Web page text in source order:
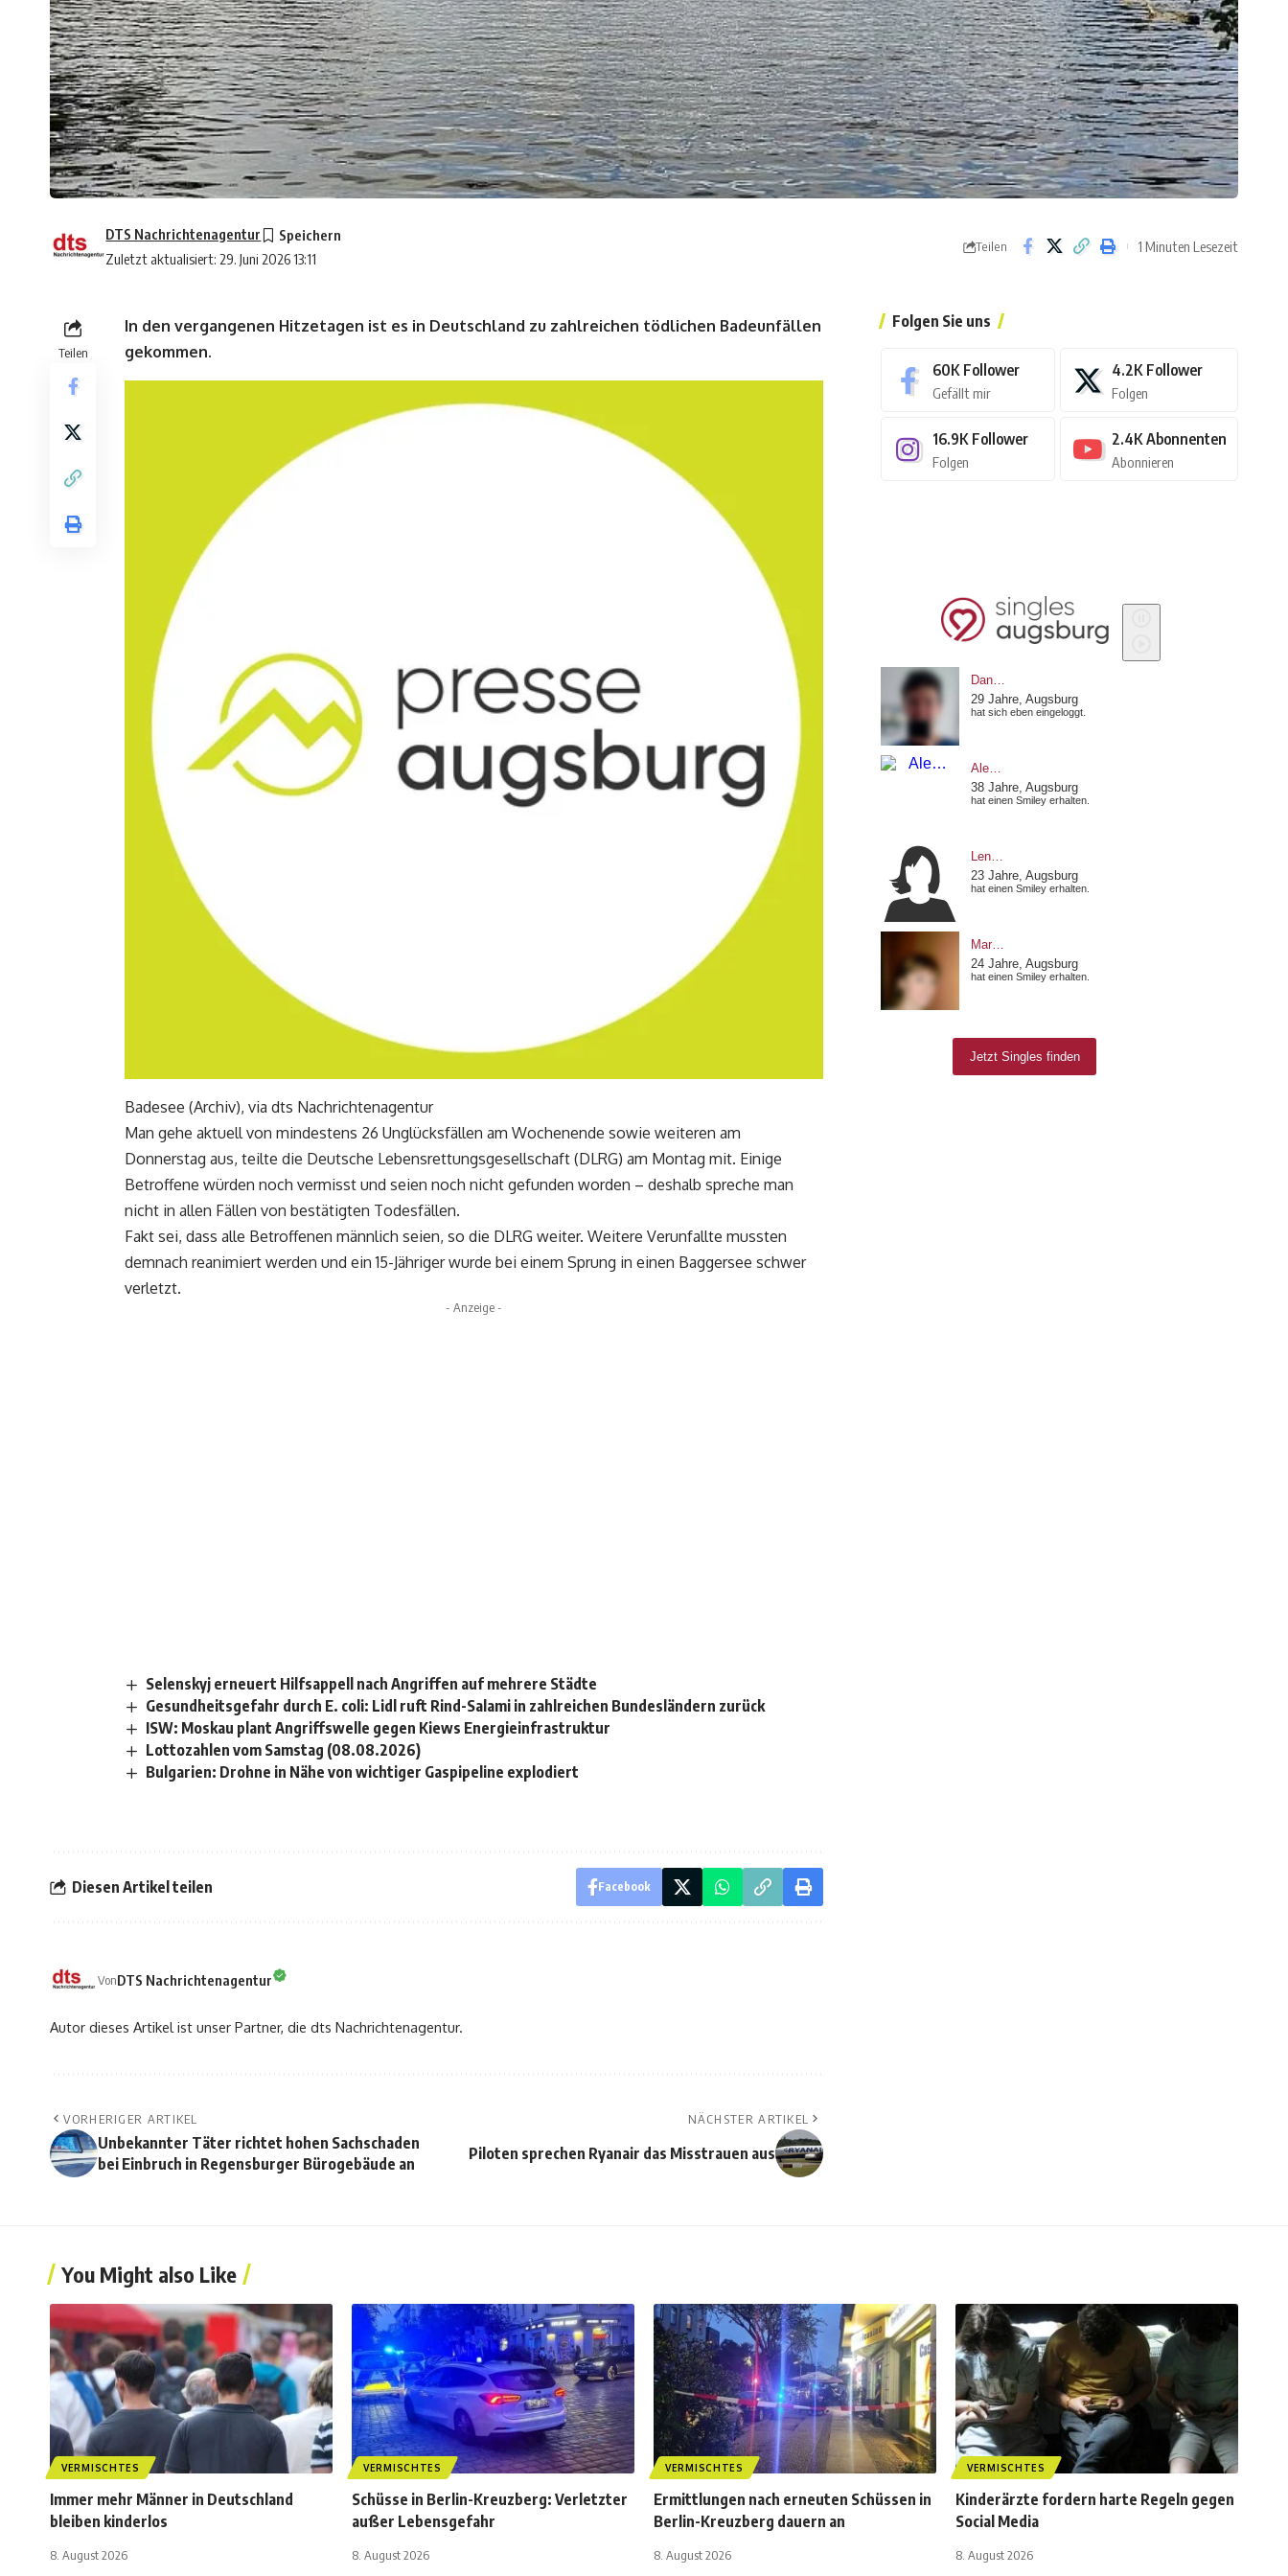
Zuletzt aktualisiert: 29. Juni 2026 13:11
DTS Nachrichtenagentur
Teilen 1 Minuten Lesezeit
Teilen
In den vergangenen Hitzetagen ist es in Deutschland zu zahlreichen tödlichen Badeunfällen
gekommen.
Badesee (Archiv), via dts Nachrichtenagentur
Man gehe aktuell von mindestens 26 Unglücksfällen am Wochenende sowie weiteren am
Donnerstag aus, teilte die Deutsche Lebensrettungsgesellschaft (DLRG) am Montag mit. Einige
Betroffene würden noch vermisst und seien noch nicht gefunden worden – deshalb spreche man
nicht in allen Fällen von bestätigten Todesfällen.
Fakt sei, dass alle Betroffenen männlich seien, so die DLRG weiter. Weitere Verunfallte mussten
demnach reanimiert werden und ein 15-Jähriger wurde bei einem Sprung in einen Baggersee schwer
verletzt.
- Anzeige -
Selenskyj erneuert Hilfsappell nach Angriffen auf mehrere Städte
Gesundheitsgefahr durch E. coli: Lidl ruft Rind-Salami in zahlreichen Bundesländern zurück
ISW: Moskau plant Angriffswelle gegen Kiews Energieinfrastruktur
Lottozahlen vom Samstag (08.08.2026)
Bulgarien: Drohne in Nähe von wichtiger Gaspipeline explodiert
Diesen Artikel teilen Facebook
VonDTS Nachrichtenagentur
Autor dieses Artikel ist unser Partner, die dts Nachrichtenagentur.
VORHERIGER ARTIKEL
Unbekannter Täter richtet hohen Sachschaden
bei Einbruch in Regensburger Bürogebäude an
NÄCHSTER ARTIKEL
Piloten sprechen Ryanair das Misstrauen aus
Folgen Sie uns
60K Follower
Gefällt mir
4.2K Follower
Folgen
16.9K Follower
Folgen
2.4K Abonnenten
Abonnieren
You Might also Like
VERMISCHTES
Immer mehr Männer in Deutschland
bleiben kinderlos
8. August 2026
VERMISCHTES
Schüsse in Berlin-Kreuzberg: Verletzter
außer Lebensgefahr
8. August 2026
VERMISCHTES
Ermittlungen nach erneuten Schüssen in
Berlin-Kreuzberg dauern an
8. August 2026
VERMISCHTES
Kinderärzte fordern harte Regeln gegen
Social Media
8. August 2026